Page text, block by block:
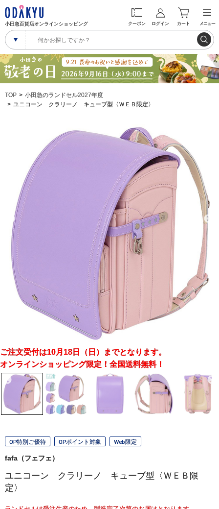
小田急百貨店オンラインショッピング クーポン ログイン カート メニュー
TOP
小田急のランドセル2027年度
ユニコーン クラリーノ キューブ型〈ＷＥＢ限定〉
ご注文受付は10月18日（日）までとなります。
オンラインショッピング限定！全国送料無料！
OP特別ご優待 OPポイント対象 Web限定
fafa（フェフェ）
ユニコーン クラリーノ キューブ型〈ＷＥＢ限
定〉